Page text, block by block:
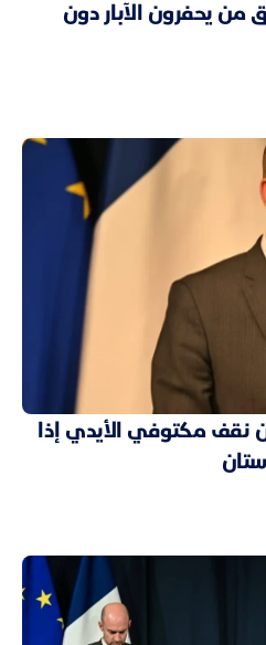
من يحفرون الآبار دون
نقف مكتوفي الأيدي إذا